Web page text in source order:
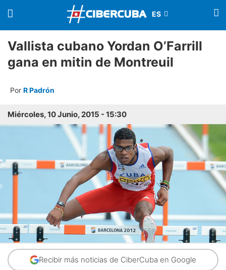
Vallista cubano Yordan O’Farrill
gana en mitin de Montreuil
Por R Padrón
Miércoles, 10 Junio, 2015 - 15:30
Recibir más noticias de CiberCuba en Google